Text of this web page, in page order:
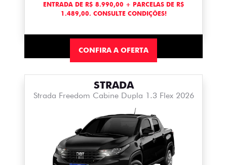
ENTRADA DE R$ 8.990,00 + PARCELAS DE R$
1.489,00. CONSULTE CONDIÇÕES!
CONFIRA A OFERTA
STRADA
Strada Freedom Cabine Dupla 1.3 Flex 2026